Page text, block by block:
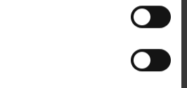
intern vernieuwd; ook extern
aangebracht. Het
uitgebreid om